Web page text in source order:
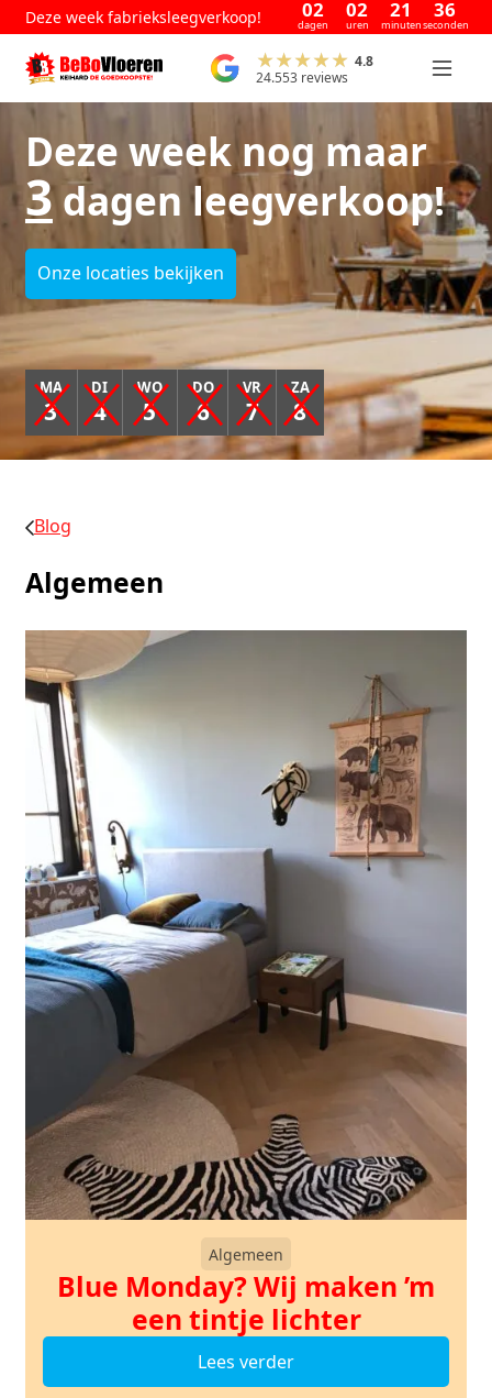
Deze week fabrieksleegverkoop! 02
dagen
02
uren
21
minuten
34
seconden
4.8
24.553 reviews
Deze week nog maar
3dagen leegverkoop!
Onze locaties bekijken
MA
3
DI
4
WO
5
DO
6
VR
7
ZA
8
Blog
Algemeen
Algemeen
Blue Monday? Wij maken ’m
een tintje lichter
Lees verder